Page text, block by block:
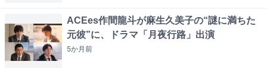
ACEes作間龍斗が麻生久美子の“謎に満ちた
元彼”に、ドラマ「月夜行路」出演
5か月前